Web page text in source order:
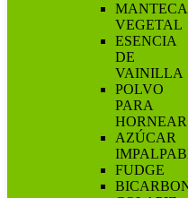
MANTECA
VEGETAL
ESENCIA
DE
VAINILLA
POLVO
PARA
HORNEAR
AZÚCAR
FUDGE